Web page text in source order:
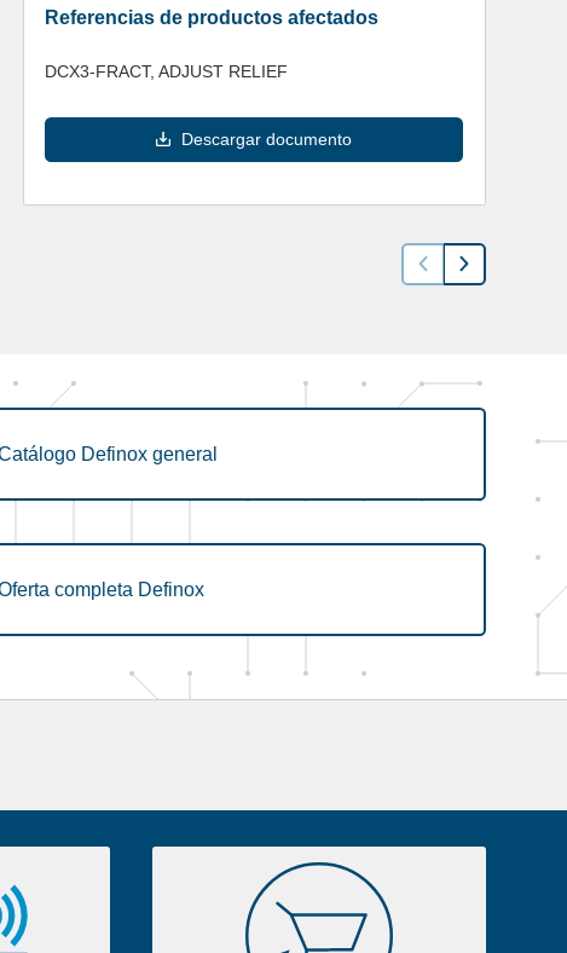
Referencias de productos afectados
DCX3-FRACT, ADJUST RELIEF
Descargar documento
Definox general
completa Definox
SHOP